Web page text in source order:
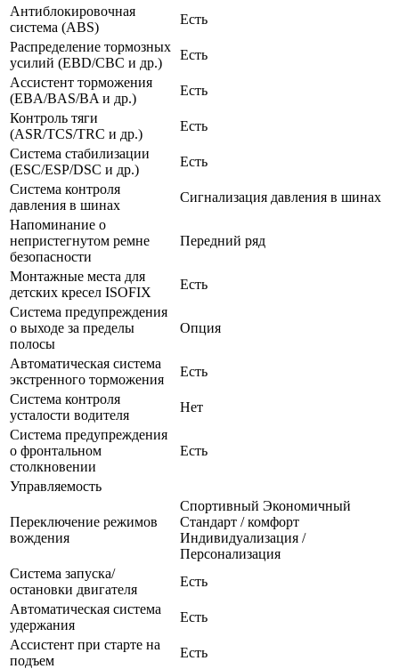
Антиблокировочная
система (ABS)
Есть
Распределение тормозных
усилий (EBD/CBC и др.)
Есть
Ассистент торможения
(EBA/BAS/BA и др.)
Есть
Контроль тяги
(ASR/TCS/TRC и др.)
Есть
Система стабилизации
(ESC/ESP/DSC и др.)
Есть
Система контроля
давления в шинах
Сигнализация давления в шинах
Напоминание о
непристегнутом ремне
безопасности
Передний ряд
Монтажные места для
детских кресел ISOFIX
Есть
Система предупреждения
о выходе за пределы
полосы
Опция
Автоматическая система
экстренного торможения
Есть
Система контроля
усталости водителя
Нет
Система предупреждения
о фронтальном
столкновении
Есть
Управляемость
Переключение режимов
вождения
Спортивный Экономичный
Стандарт / комфорт
Индивидуализация /
Персонализация
Система запуска/
остановки двигателя
Есть
Автоматическая система
удержания
Есть
Ассистент при старте на
подъем
Есть